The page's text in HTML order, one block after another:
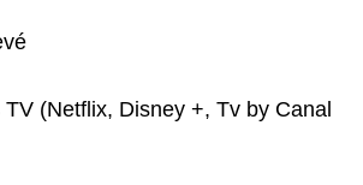
(Netflix, Disney +, Tv by Canal